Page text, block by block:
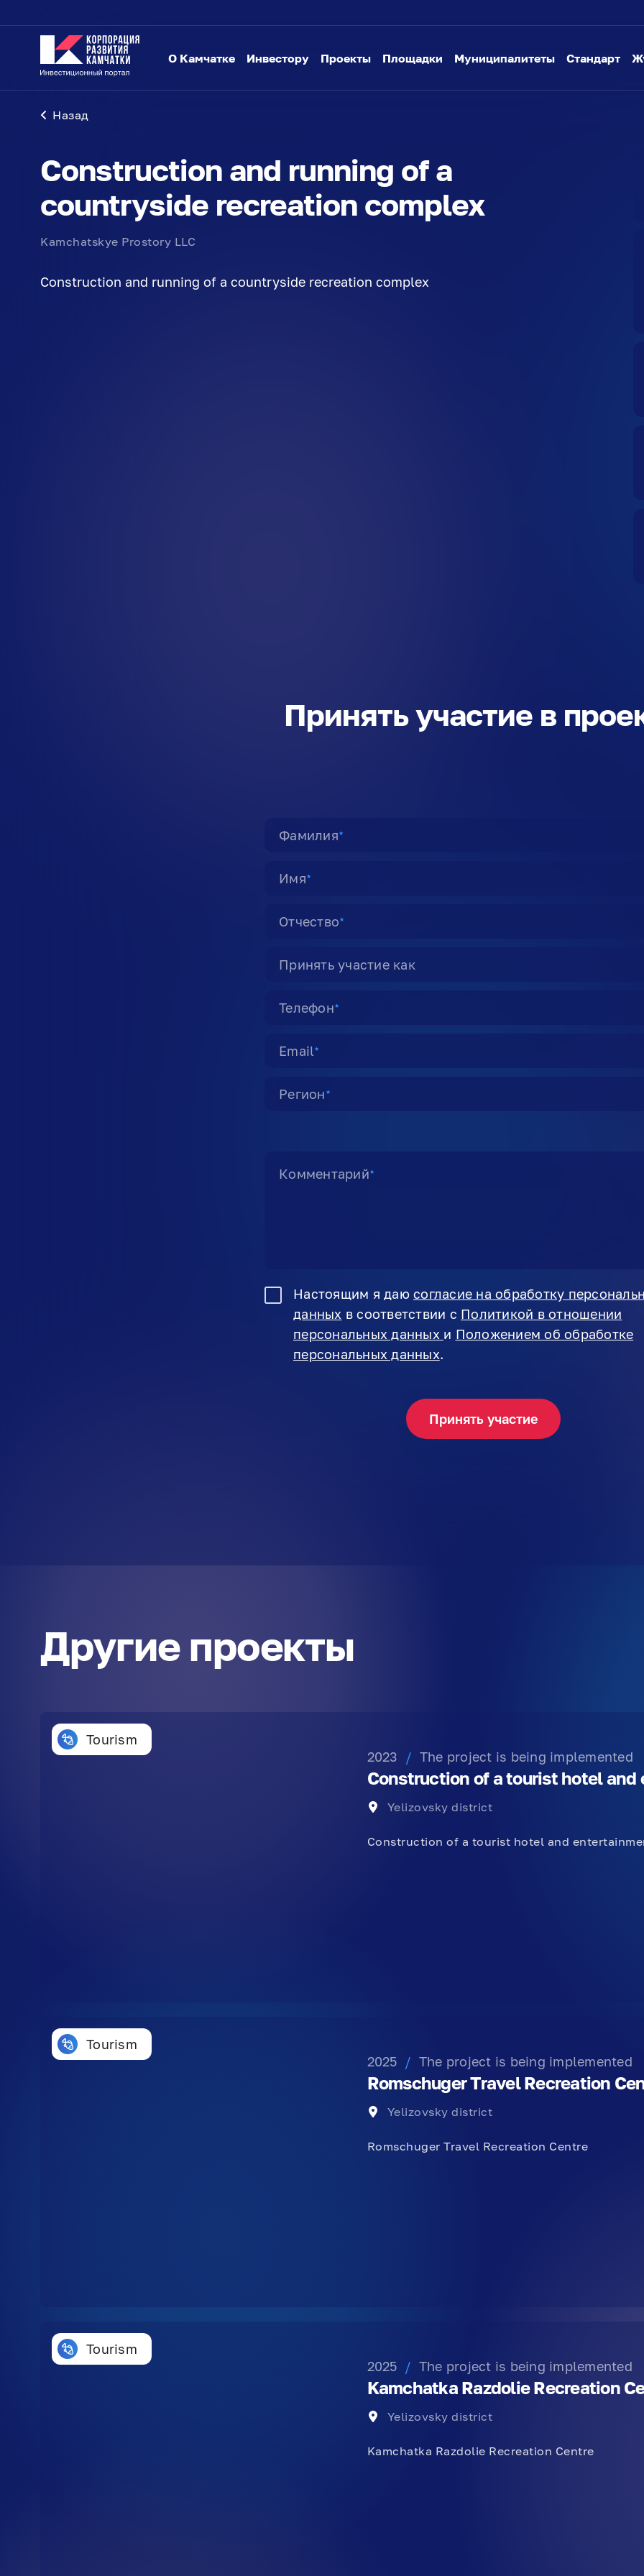
О Камчатке Инвестору Проекты Площадки Муниципалитеты Стандарт
Назад
Construction and running of a
countryside recreation complex
Kamchatskye Prostory LLC
Construction and running of a countryside recreation complex
Принять участие в
Фамилия ★
Имя ★
Отчество ★
Принять участие как
Телефон ★
Email ★
Регион ★
Комментарий ★
Настоящим я даю согласие на обработку
данных в соответствии с Политикой в отношении
персональных данных и Положением об обработке
персональных данных.
Другие проекты
Tourism
2023 / The project is being implemented
Construction of a tourist hotel
Yelizovsky district
Construction of a tourist hotel and
Tourism
2025 / The project is being implemented
Romschuger Travel Recreation
Yelizovsky district
Romschuger Travel Recreation Centre
Tourism
2025 / The project is being implemented
Kamchatka Razdolie Recreation
Yelizovsky district
Kamchatka Razdolie Recreation Centre